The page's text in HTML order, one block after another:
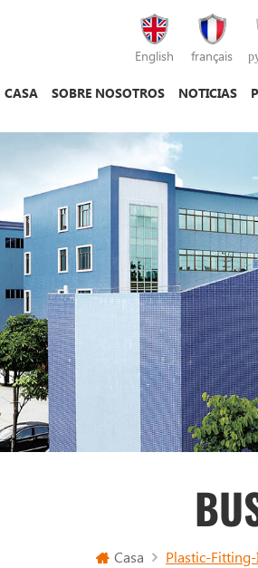
English français
CASA SOBRE NOSOTROS NOTICIAS
Casa Plastic-